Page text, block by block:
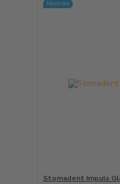
Novinka
Stomadent Impuls